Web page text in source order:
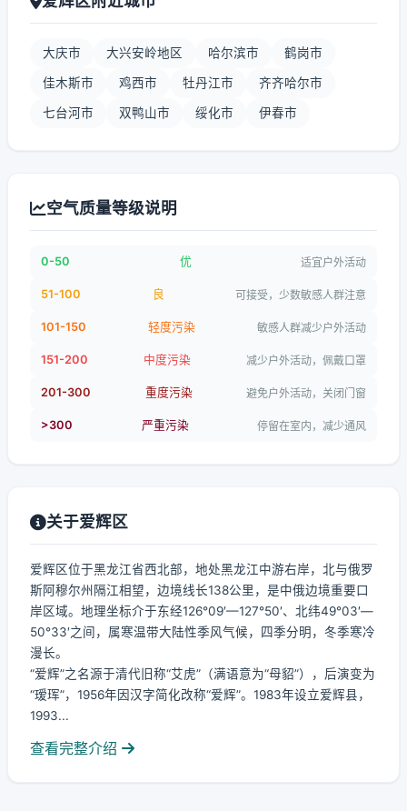
大庆市 大兴安岭地区 哈尔滨市 鹤岗市
佳木斯市 鸡西市 牡丹江市 齐齐哈尔市
七台河市 双鸭山市 绥化市 伊春市
空气质量等级说明
0-50 优 适宜户外活动
51-100 良 可接受，少数敏感人群注意
101-150 轻度污染 敏感人群减少户外活动
151-200 中度污染 减少户外活动，佩戴口罩
201-300 重度污染 避免户外活动，关闭门窗
>300 严重污染 停留在室内，减少通风
关于爱辉区
爱辉区位于黑龙江省西北部，地处黑龙江中游右岸，北与俄罗
斯阿穆尔州隔江相望，边境线长138公里，是中俄边境重要口
岸区域。地理坐标介于东经126°09′—127°50′、北纬49°03′—
50°33′之间，属寒温带大陆性季风气候，四季分明，冬季寒冷
漫长。
“爱辉”之名源于清代旧称“艾虎”（满语意为“母貂”），后演变为
“瑷珲”，1956年因汉字简化改称“爱辉”。1983年设立爱辉县，
1993...
查看完整介绍